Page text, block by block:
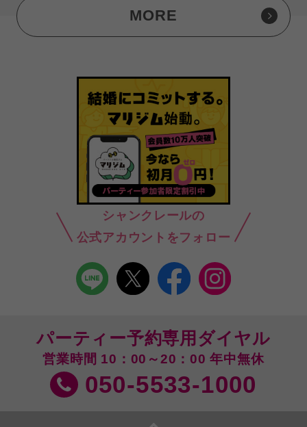
MORE
シャンクレールの
公式アカウントをフォロー
パーティー予約専用ダイヤル
営業時間 10：00～20：00 年中無休
050-5533-1000